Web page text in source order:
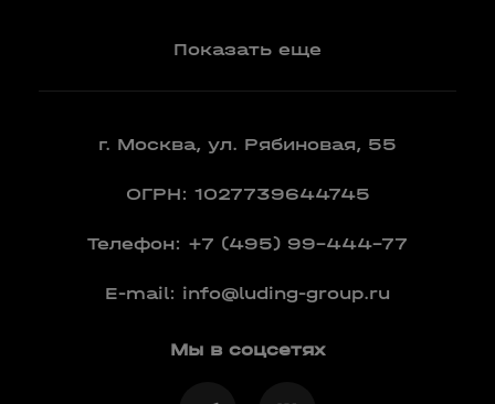
Показать еще
г. Москва, ул. Рябиновая, 55
ОГРН: 1027739644745
Телефон: +7 (495) 99-444-77
E-mail: info@luding-group.ru
Мы в соцсетях